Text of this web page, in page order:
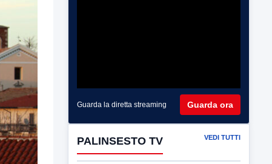
Guarda la diretta streaming Guarda ora
PALINSESTO TV VEDI TUTTI